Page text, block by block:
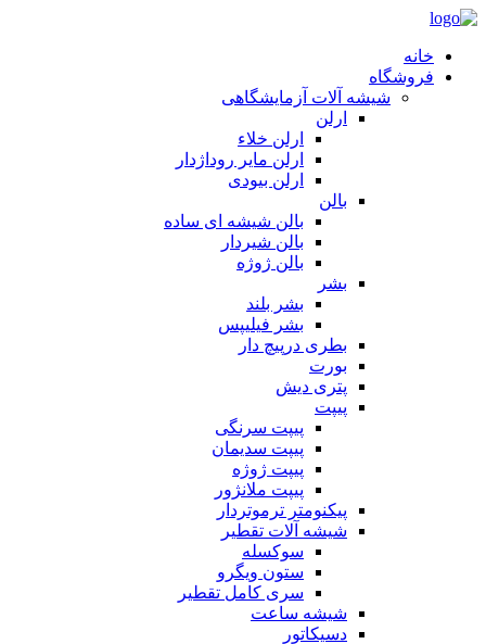
خانه
فروشگاه
شیشه آلات آزمایشگاهی
ارلن
ارلن خلاء
ارلن مایر روداژدار
ارلن بیودی
بالن
بالن شیشه ای ساده
بالن شیردار
بالن ژوژه
بشر
بشر بلند
بشر فیلیپس
بطری درپیچ دار
بورت
پتری دیش
پیپت
پیپت سرنگی
پیپت سدیمان
پیپت ژوژه
پیپت ملانژور
پیکنومتر ترموتردار
شیشه آلات تقطیر
سوکسله
ستون ویگرو
سری کامل تقطیر
شیشه ساعت
دسیکاتور